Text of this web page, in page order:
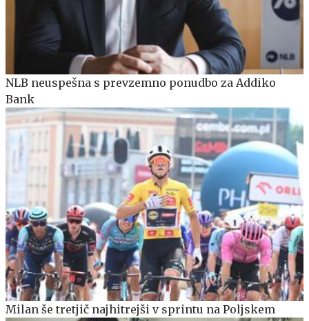
NLB neuspešna s prevzemno ponudbo za Addiko
Bank
Milan še tretjič najhitrejši v sprintu na Poljskem